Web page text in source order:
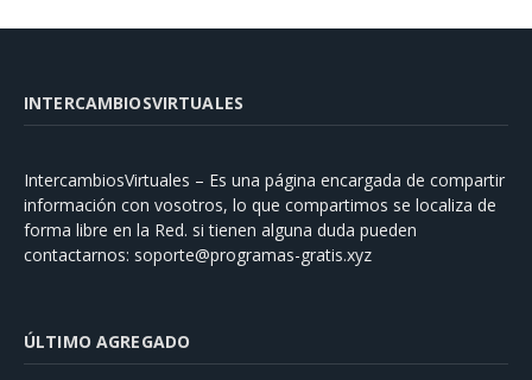
INTERCAMBIOSVIRTUALES
IntercambiosVirtuales – Es una página encargada de compartir
información con vosotros, lo que compartimos se localiza de
forma libre en la Red. si tienen alguna duda pueden
contactarnos: soporte@programas-gratis.xyz
ÚLTIMO AGREGADO